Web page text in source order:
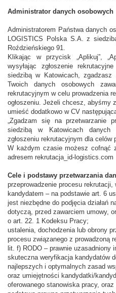
Administrator danych osobowych
Administratorem Państwa danych
LOGISTICS Polska S.A. z
Roździeńskiego 91.
Klikając w przycisk „Aplikuj”,
wysyłając zgłoszenie
siedzibą w Katowicach, zgadzasz
Twoich danych osobowych
rekrutacyjnym w celu prowadzenia
ogłoszeniu. Jeżeli chcesz, abyśmy
umieść dodatkowo w CV
„Zgadzam się na przetwarzanie
siedzibą w Katowicach danych
zgłoszeniu rekrutacyjnym dla celów
W każdym czasie możesz cofnąć
adresem rekrutacja_id-logistics.com
Cele i podstawy przetwarzania
przeprowadzenie procesu
kandydatem – na podstawie art. 6
jest niezbędne do podjęcia działań
dotyczą, przed zawarciem umowy,
o art. 22. 1 Kodeksu Pracy;
ustalenia, dochodzenia lub obrony
procesu związanego z prowadzoną
lit. f) RODO – prawnie uzasadniony
skuteczna weryfikacja kandydatów
najlepszych i optymalnych zasad
oraz umiejętności kandydatki/
oferowanego stanowiska pracy,